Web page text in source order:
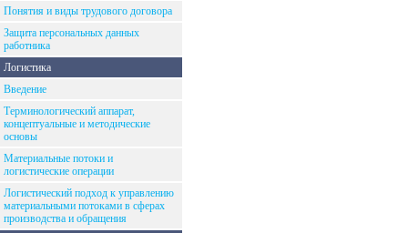
Понятия и виды трудового договора
Защита персональных данных
работника
Логистика
Введение
Терминологический аппарат,
концептуальные и методические
основы
Материальные потоки и
логистические операции
Логистический подход к управлению
материальными потоками в сферах
производства и обращения